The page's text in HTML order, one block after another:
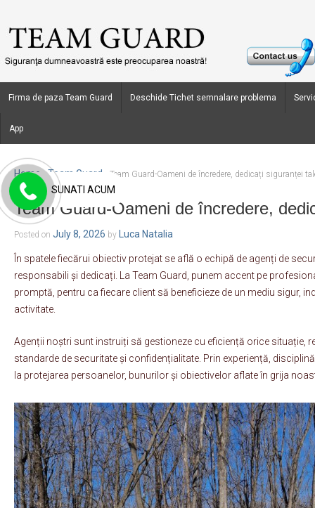
Firma de paza Team Guard Deschide Tichet semnalare problema
App
Home Team Guard Team Guard-Oameni de încredere, dedicați siguranței
Team Guard-Oameni de încredere,
Posted on July 8, 2026 by Luca Natalia
În spatele fiecărui obiectiv protejat se află o echipă de agenți de
responsabili și dedicați. La Team Guard, punem accent pe
promptă, pentru ca fiecare client să beneficieze de un mediu sigur,
activitate.
Agenții noștri sunt instruiți să gestioneze cu eficiență orice situație,
standarde de securitate și confidențialitate. Prin experiență,
la protejarea persoanelor, bunurilor și obiectivelor aflate în grija
SUNATI ACUM